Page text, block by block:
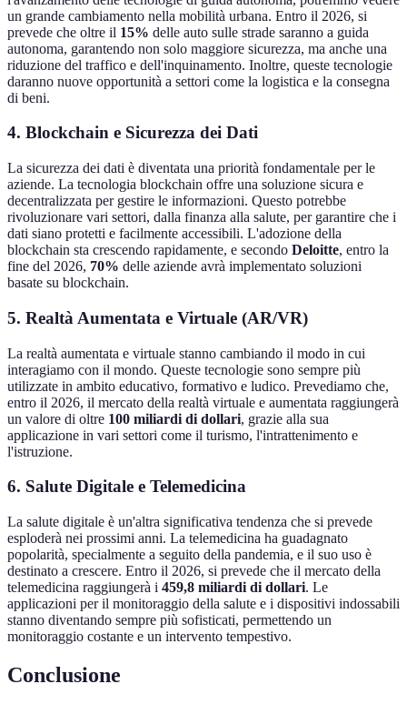
un grande cambiamento nella mobilità urbana. Entro il 2026, si
prevede che oltre il 15% delle auto sulle strade saranno a guida
autonoma, garantendo non solo maggiore sicurezza, ma anche una
riduzione del traffico e dell'inquinamento. Inoltre, queste tecnologie
daranno nuove opportunità a settori come la logistica e la consegna
di beni.
4. Blockchain e Sicurezza dei Dati
La sicurezza dei dati è diventata una priorità fondamentale per le
aziende. La tecnologia blockchain offre una soluzione sicura e
decentralizzata per gestire le informazioni. Questo potrebbe
rivoluzionare vari settori, dalla finanza alla salute, per garantire che i
dati siano protetti e facilmente accessibili. L'adozione della
blockchain sta crescendo rapidamente, e secondo Deloitte, entro la
fine del 2026, 70% delle aziende avrà implementato soluzioni
basate su blockchain.
5. Realtà Aumentata e Virtuale (AR/VR)
La realtà aumentata e virtuale stanno cambiando il modo in cui
interagiamo con il mondo. Queste tecnologie sono sempre più
utilizzate in ambito educativo, formativo e ludico. Prevediamo che,
entro il 2026, il mercato della realtà virtuale e aumentata raggiungerà
un valore di oltre 100 miliardi di dollari, grazie alla sua
applicazione in vari settori come il turismo, l'intrattenimento e
l'istruzione.
6. Salute Digitale e Telemedicina
La salute digitale è un'altra significativa tendenza che si prevede
esploderà nei prossimi anni. La telemedicina ha guadagnato
popolarità, specialmente a seguito della pandemia, e il suo uso è
destinato a crescere. Entro il 2026, si prevede che il mercato della
telemedicina raggiungerà i 459,8 miliardi di dollari. Le
applicazioni per il monitoraggio della salute e i dispositivi indossabili
stanno diventando sempre più sofisticati, permettendo un
monitoraggio costante e un intervento tempestivo.
Conclusione